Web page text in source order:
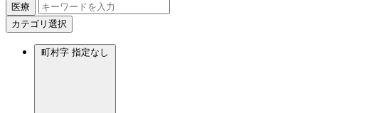
医療
カテゴリ選択
町村字 指定なし